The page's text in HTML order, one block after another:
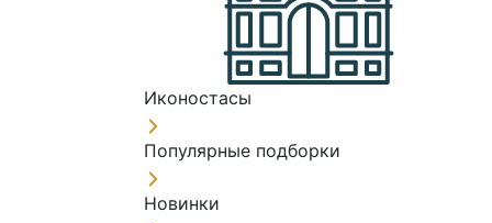
Иконостасы
Популярные подборки
Новинки